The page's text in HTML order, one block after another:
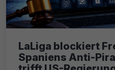
LaLiga blockiert
Spaniens Anti-